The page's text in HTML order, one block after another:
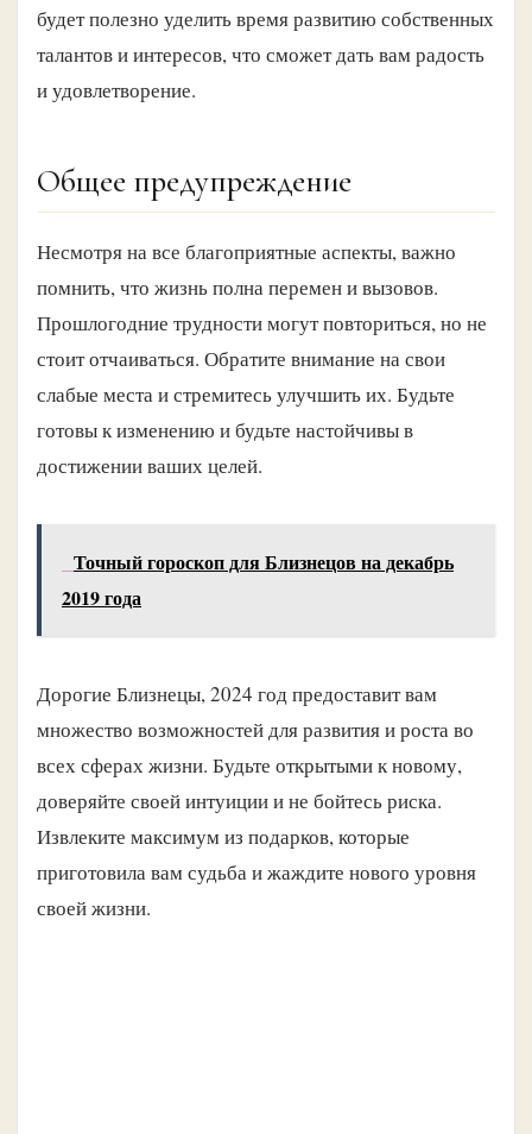
будет полезно уделить время развитию собственных
талантов и интересов, что сможет дать вам радость
и удовлетворение.
Общее предупреждение
Несмотря на все благоприятные аспекты, важно
помнить, что жизнь полна перемен и вызовов.
Прошлогодние трудности могут повториться, но не
стоит отчаиваться. Обратите внимание на свои
слабые места и стремитесь улучшить их. Будьте
готовы к изменению и будьте настойчивы в
достижении ваших целей.
Точный гороскоп для Близнецов на декабрь
2019 года
Дорогие Близнецы, 2024 год предоставит вам
множество возможностей для развития и роста во
всех сферах жизни. Будьте открытыми к новому,
доверяйте своей интуиции и не бойтесь риска.
Извлеките максимум из подарков, которые
приготовила вам судьба и жаждите нового уровня
своей жизни.